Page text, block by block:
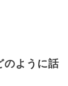
のように話